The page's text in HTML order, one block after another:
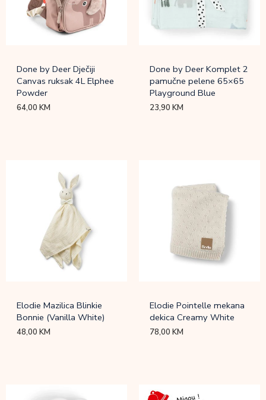
Done by Deer Dječiji
Canvas ruksak 4L Elphee
Powder
64,00KM
Done by Deer Komplet 2
pamučne pelene 65×65
Playground Blue
23,90KM
Elodie Mazilica Blinkie
Bonnie (Vanilla White)
48,00KM
Elodie Pointelle mekana
dekica Creamy White
78,00KM